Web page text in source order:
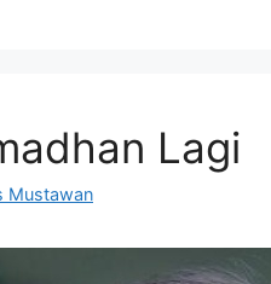
Lagi
Mustawan